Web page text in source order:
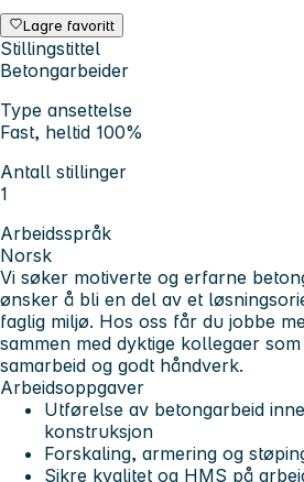
Lagre favoritt
Stillingstittel
Betongarbeider
Type ansettelse
Fast, heltid 100%
Antall stillinger
1
Arbeidsspråk
Norsk
Vi søker motiverte og erfarne
ønsker å bli en del av et
faglig miljø. Hos oss får du jobbe
sammen med dyktige kollegaer
samarbeid og godt håndverk.
Arbeidsoppgaver
Utførelse av betongarbeid
konstruksjon
Forskaling, armering og
Sikre kvalitet og HMS på